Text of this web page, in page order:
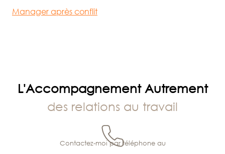
Manager après conflit
L'Accompagnement Autrement
des relations au travail
Contactez-moi par téléphone au